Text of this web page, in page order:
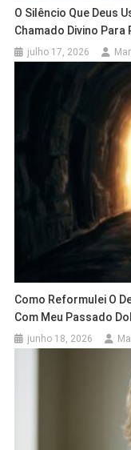
O Silêncio Que Deus
Chamado Divino Para
julho 17, 2026
Como Reformulei O
Com Meu Passado
junho 18, 2026